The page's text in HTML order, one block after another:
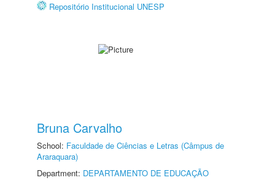
Repositório Institucional UNESP
Bruna Carvalho
School: Faculdade de Ciências e Letras (Câmpus de
Araraquara)
Department: DEPARTAMENTO DE EDUCAÇÃO